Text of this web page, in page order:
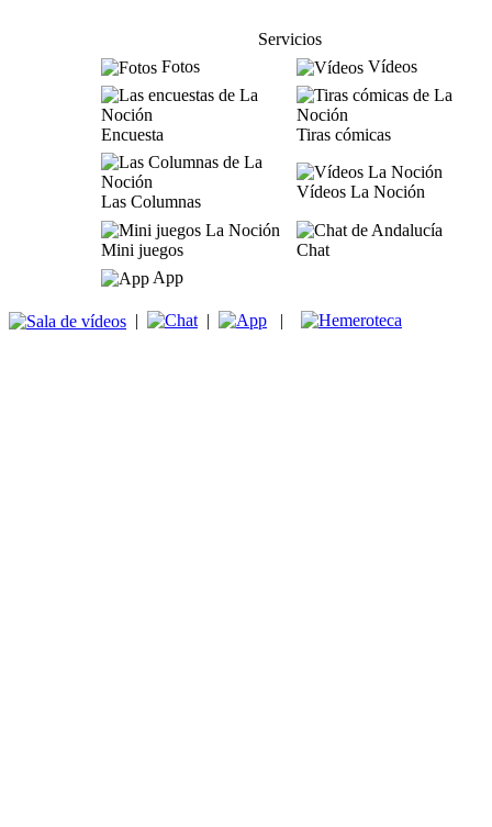
Servicios
Fotos
Vídeos
Encuesta Tiras cómicas
Las Columnas
Vídeos La Noción
Mini juegos
Chat
App
| | |